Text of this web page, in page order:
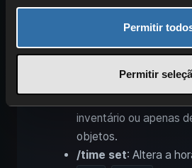
Permitir
Permitir
um mob à tua
minecraft:zombie .
/teleportou/tp:
jogadores.
/clear: Apaga todos
inventário ou apenas
objetos.
/time set: Altera a